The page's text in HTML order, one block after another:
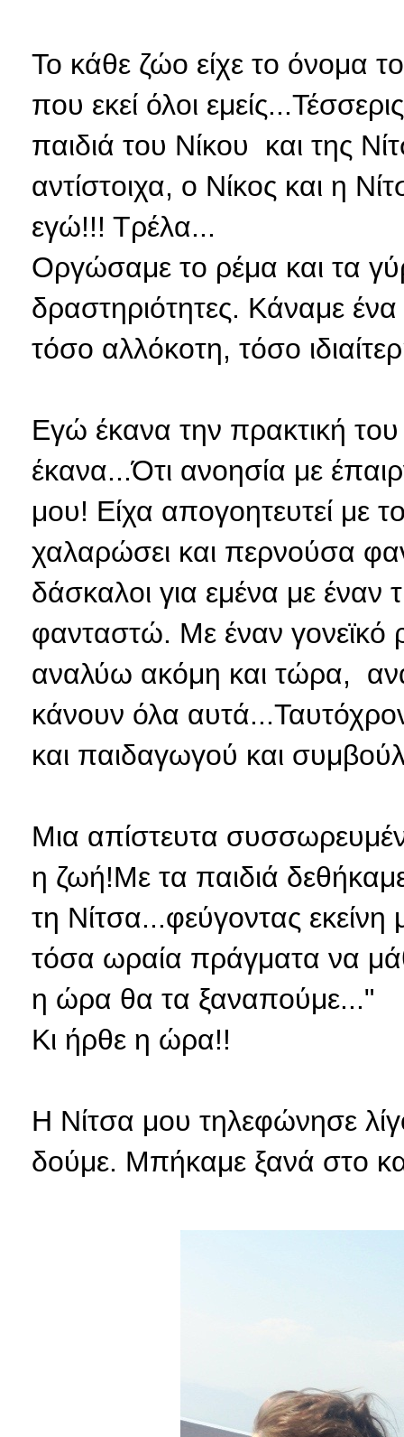
Το κάθε ζώο είχε το όνομα
που εκεί όλοι
παιδιά του Νίκου και της
αντίστοιχα, ο Νίκος και η
εγώ!!! Τρέλα...
Οργώσαμε το ρέμα και τα
δραστηριότητες. Κάναμε
τόσο αλλόκοτη, τόσο
Εγώ έκανα την πρακτική
έκανα...Ότι ανοησία με
μου! Είχα απογοητευτεί με
χαλαρώσει και περνούσα
δάσκαλοι για εμένα με
φανταστώ. Με έναν γονεϊκό
αναλύω ακόμη και τώρα,
κάνουν όλα
και παιδαγωγού και
Μια απίστευτα
η ζωή!Με τα παιδιά
τη Νίτσα...φεύγοντας εκείνη
τόσα ωραία πράγματα να
η ώρα θα τα ξαναπούμε..."
Κι ήρθε η ώρα!!
Η Νίτσα μου τηλεφώνησε
δούμε. Μπήκαμε ξανά στο